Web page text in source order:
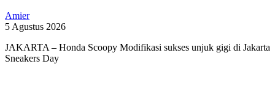
Amier
5 Agustus 2026
JAKARTA – Honda Scoopy Modifikasi sukses unjuk gigi di Jakarta
Sneakers Day